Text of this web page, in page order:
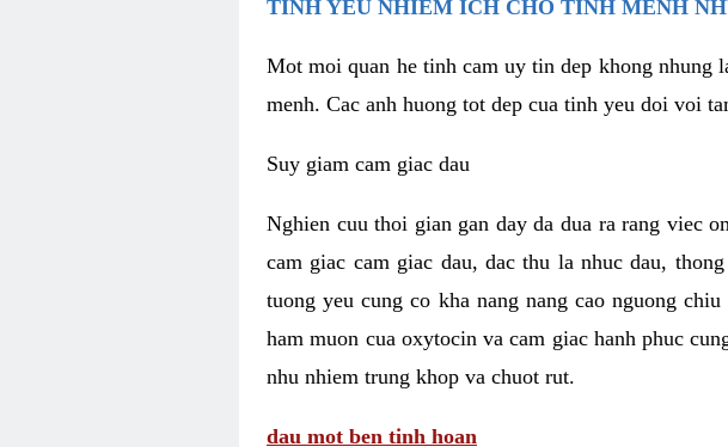
TINH YEU NHIEM ICH CHO TINH MENH
Mot moi quan he tinh cam uy tin dep khong nhung
menh. Cac anh huong tot dep cua tinh yeu doi voi
Suy giam cam giac dau
Nghien cuu thoi gian gan day da dua ra rang viec
cam giac cam giac dau, dac thu la nhuc dau,
tuong yeu cung co kha nang nang cao nguong
ham muon cua oxytocin va cam giac hanh phuc
nhu nhiem trung khop va chuot rut.
dau mot ben tinh hoan